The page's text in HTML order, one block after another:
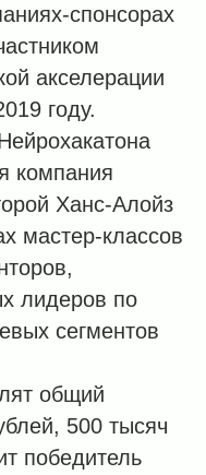
спонсорах
акселерации
году.
компания
Ханс-Алойз
мастер-классов
лидеров по
сегментов
общий
500 тысяч
победитель